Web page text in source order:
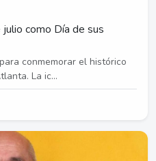
como Día de sus
conmemorar el histórico
La ic...